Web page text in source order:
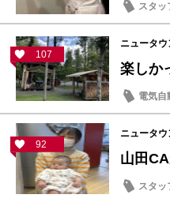
スタッ
107
ニュータ
楽しか
電気自
92
ニュータ
山田
スタッ